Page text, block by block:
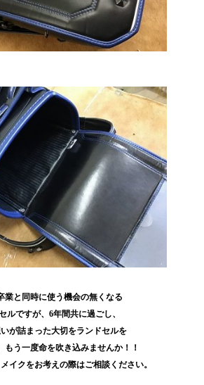
業と同時に使う機会の無くなる
ルですが、6年間共に過ごし、
が詰まった大切をランドセルを
もう一度命を吹き込みませんか！！
イクをお考えの際はご相談ください。